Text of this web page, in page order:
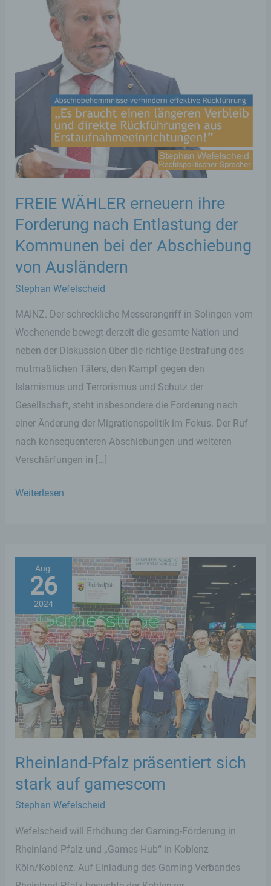
FREIE WÄHLER erneuern ihre
Forderung nach Entlastung der
Kommunen bei der Abschiebung
von Ausländern
Stephan Wefelscheid
MAINZ. Der schreckliche Messerangriff in Solingen vom
Wochenende bewegt derzeit die gesamte Nation und
neben der Diskussion über die richtige Bestrafung des
mutmaßlichen Täters, den Kampf gegen den
Islamismus und Terrorismus und Schutz der
Gesellschaft, steht insbesondere die Forderung nach
einer Änderung der Migrationspolitik im Fokus. Der Ruf
nach konsequenteren Abschiebungen und weiteren
Verschärfungen in […]
FREIE
Forderung
nach
Entlastung
der
Kommunen
bei
der
Abschiebung
von
Ausländern
Weiterlesen
Aug.
26
2024
Rheinland-Pfalz präsentiert sich
stark auf gamescom
Stephan Wefelscheid
Wefelscheid will Erhöhung der Gaming-Förderung in
Rheinland-Pfalz und „Games-Hub“ in Koblenz
Köln/Koblenz. Auf Einladung des Gaming-Verbandes